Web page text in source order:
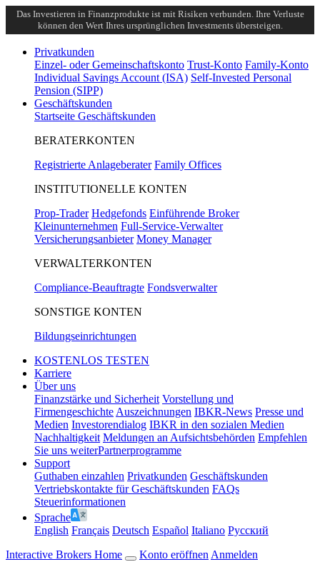
Das Investieren in Finanzprodukte ist mit Risiken verbunden. Ihre Verluste
können den Wert Ihres ursprünglichen Investments übersteigen.
Privatkunden
Einzel- oder Gemeinschaftskonto Trust-Konto Family-Konto
Individual Savings Account (ISA) Self-Invested Personal
Pension (SIPP)
Geschäftskunden
Startseite Geschäftskunden
BERATERKONTEN
Registrierte Anlageberater Family Offices
INSTITUTIONELLE KONTEN
Prop-Trader Hedgefonds Einführende Broker
Kleinunternehmen Full-Service-Verwalter
Versicherungsanbieter Money Manager
VERWALTERKONTEN
Compliance-Beauftragte Fondsverwalter
SONSTIGE KONTEN
Bildungseinrichtungen
KOSTENLOS TESTEN
Karriere
Über uns
Finanzstärke und Sicherheit Vorstellung und
Firmengeschichte Auszeichnungen IBKR-News Presse und
Medien Investorendialog IBKR in den sozialen Medien
Nachhaltigkeit Meldungen an Aufsichtsbehörden Empfehlen
Sie uns weiterPartnerprogramme
Support
Guthaben einzahlen Privatkunden Geschäftskunden
Vertriebskontakte für Geschäftskunden FAQs
Steuerinformationen
Sprache
English Français Deutsch Español Italiano Pусский
Interactive Brokers Home
Konto eröffnen Anmelden